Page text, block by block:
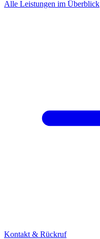
Alle Leistungen im Überblick
Kontakt & Rückruf